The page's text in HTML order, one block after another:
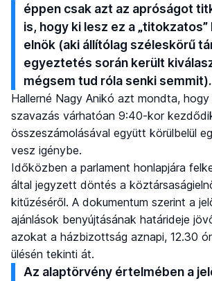
éppen csak azt az apróságot
is, hogy ki lesz ez a
elnök (aki állítólag széleskörű
egyeztetés során került
mégsem tud róla senki semmit).
Hallerné Nagy Anikó azt mondta,
szavazás várhatóan 9:40-kor
összeszámolásával együtt körülbelül
vesz igénybe.
Időközben a parlament honlapjára
által jegyzett döntés a
kitűzéséről. A dokumentum szerint a
ajánlások benyújtásának határideje
azokat a házbizottság aznapi, 12.30
ülésén tekinti át.
Az alaptörvény értelmében a